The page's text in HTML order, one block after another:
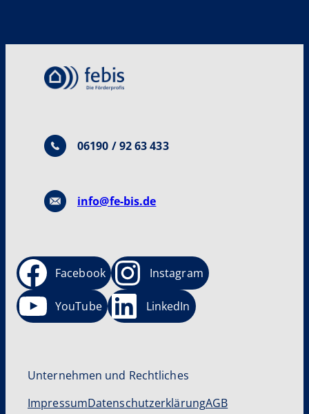
06190 / 92 63 433
info@fe-bis.de
Facebook Instagram
YouTube LinkedIn
Unternehmen und Rechtliches
ImpressumDatenschutzerklärungAGB